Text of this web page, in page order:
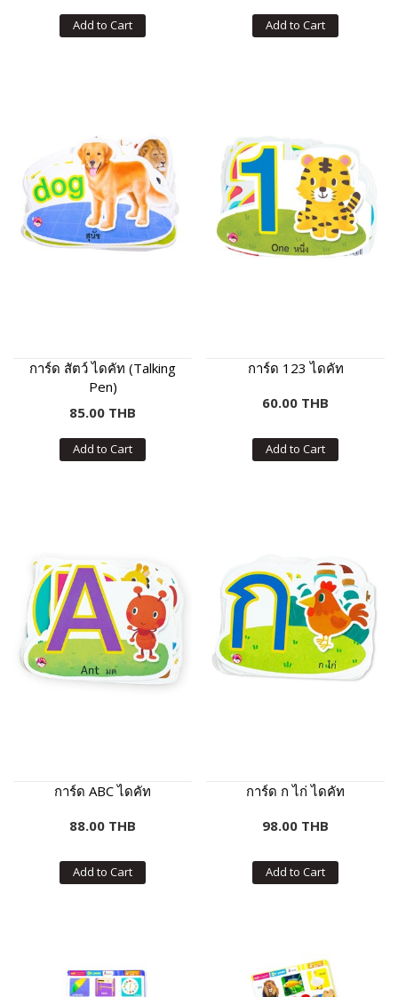
Add to Cart Add to Cart
การ์ด สัตว์ ไดคัท (Talking
Pen)
85.00 THB
Add to Cart
การ์ด 123 ไดคัท
60.00 THB
Add to Cart
การ์ด ABC ไดคัท
88.00 THB
Add to Cart
การ์ด ก ไก่ ไดคัท
98.00 THB
Add to Cart